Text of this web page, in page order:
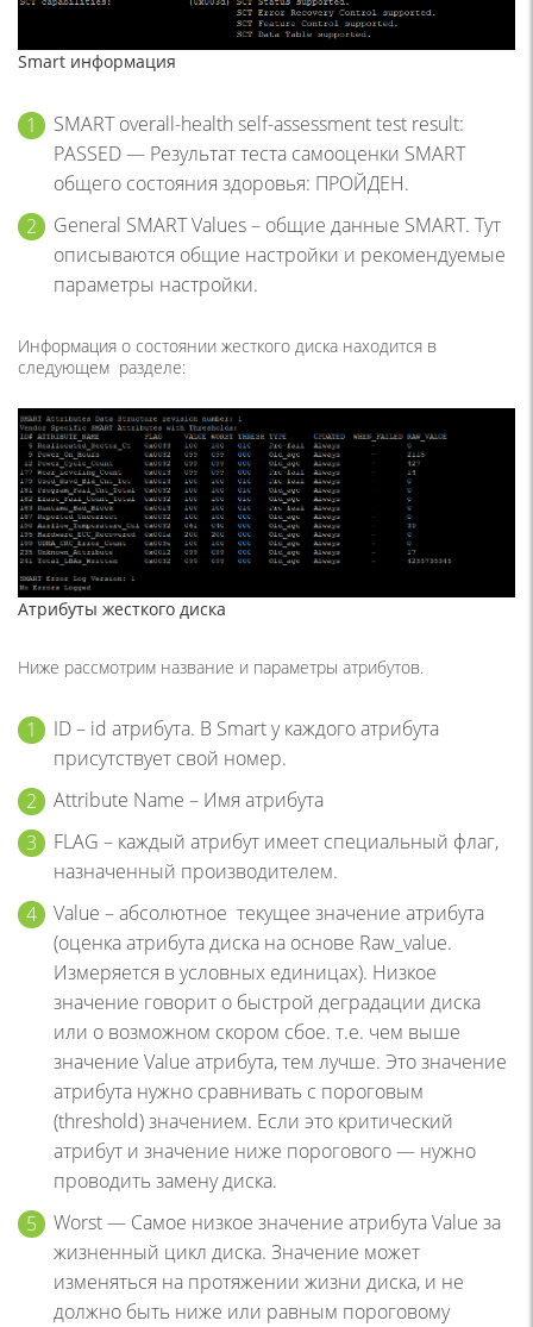
Smart информация
SMART overall-health self-assessment test result:
PASSED — Результат теста самооценки SMART
общего состояния здоровья: ПРОЙДЕН.
General SMART Values – общие данные SMART. Тут
описываются общие настройки и рекомендуемые
параметры настройки.
Информация о состоянии жесткого диска находится в
следующем разделе:
Атрибуты жесткого диска
Ниже рассмотрим название и параметры атрибутов.
ID – id атрибута. В Smart у каждого атрибута
присутствует свой номер.
Attribute Name – Имя атрибута
FLAG – каждый атрибут имеет специальный флаг,
назначенный производителем.
Value – абсолютное текущее значение атрибута
(оценка атрибута диска на основе Raw_value.
Измеряется в условных единицах). Низкое
значение говорит о быстрой деградации диска
или о возможном скором сбое. т.е. чем выше
значение Value атрибута, тем лучше. Это значение
атрибута нужно сравнивать с пороговым
(threshold) значением. Если это критический
атрибут и значение ниже порогового — нужно
проводить замену диска.
Worst — Самое низкое значение атрибута Value за
жизненный цикл диска. Значение может
изменяться на протяжении жизни диска, и не
должно быть ниже или равным пороговому